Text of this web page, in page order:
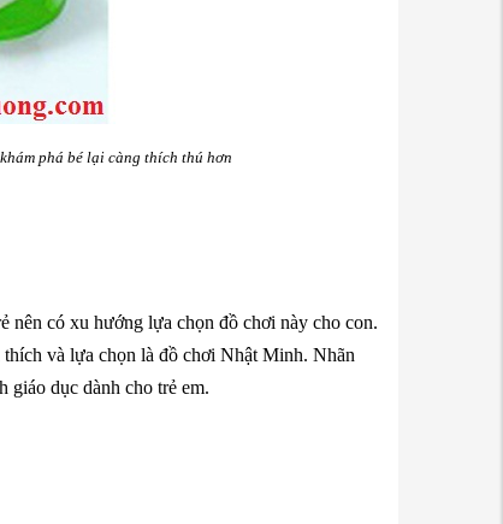
phá bé lại càng thích thú hơn
nên có xu hướng lựa chọn đồ chơi này cho con.
và lựa chọn là đồ chơi Nhật Minh. Nhãn
giáo dục dành cho trẻ em.